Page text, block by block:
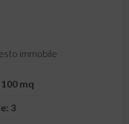
immobile
mq
3